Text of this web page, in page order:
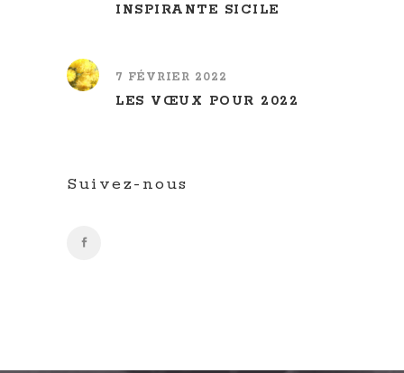
INSPIRANTE SICILE
7 FÉVRIER 2022
LES VŒUX POUR 2022
Suivez-nous